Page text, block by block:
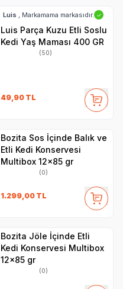
Luis , Markamama markasıdır. ✓
Luis Parça Kuzu Etli Soslu
Kedi Yaş Maması 400 GR
(50)
49,90 TL
Bozita Sos İçinde Balık ve
Etli Kedi Konservesi
Multibox 12x85 gr
(0)
1.299,00 TL
Bozita Jöle İçinde Etli
Kedi Konservesi Multibox
12x85 gr
(0)